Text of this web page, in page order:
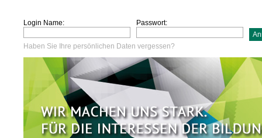
Login Name: Passwort:
Haben Sie Ihre persönlichen Daten vergessen?